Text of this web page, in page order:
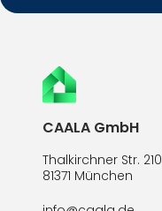
CAALA GmbH
Thalkirchner Str. 210
81371 München